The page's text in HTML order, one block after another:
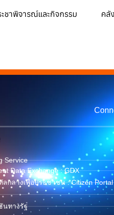
ะชาพิจารณ์และกิจกรรม คลั
Service
Data Exchange : GDX
ลกลางเพื่อประชาชน : Citizen Portal
นทางรัฐ